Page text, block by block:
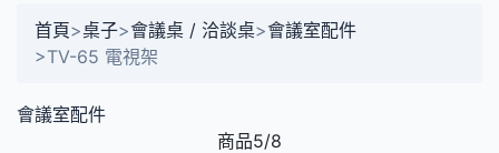
首頁>桌子>會議桌 / 洽談桌>會議室配件
>TV-65 電視架
會議室配件
商品5/8